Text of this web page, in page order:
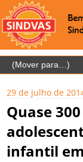
29 de julho de
Quase
infantil